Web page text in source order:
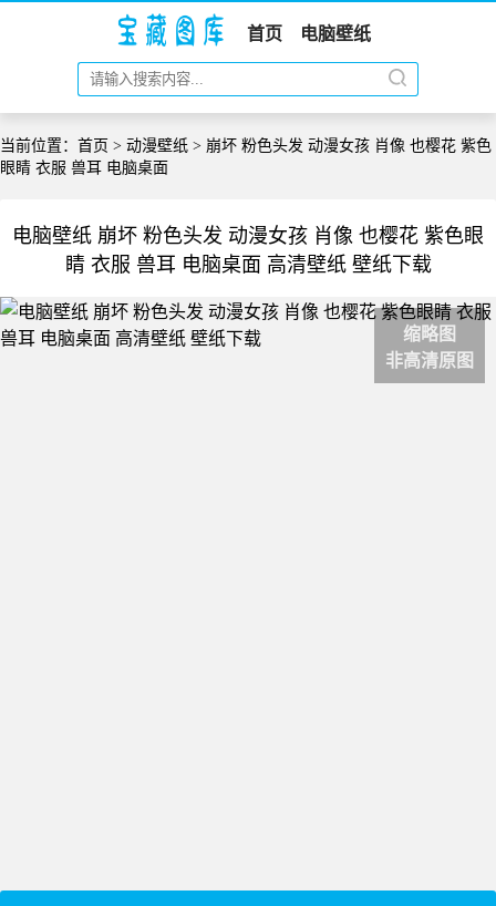
首页 电脑壁纸
当前位置： 首页 > 动漫壁纸 > 崩坏 粉色头发 动漫女孩 肖像 也樱花 紫色
眼睛 衣服 兽耳 电脑桌面
电脑壁纸 崩坏 粉色头发 动漫女孩 肖像 也樱花 紫色眼
睛 衣服 兽耳 电脑桌面 高清壁纸 壁纸下载
缩略图
非高清原图